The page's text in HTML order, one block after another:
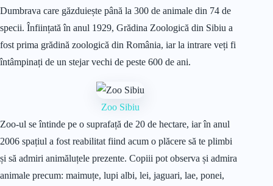
Dumbrava care găzduiește până la 300 de animale din 74 de
specii. Înființată în anul 1929, Grădina Zoologică din Sibiu a
fost prima grădină zoologică din România, iar la intrare veți fi
întâmpinați de un stejar vechi de peste 600 de ani.
Zoo Sibiu
Zoo-ul se întinde pe o suprafață de 20 de hectare, iar în anul
2006 spațiul a fost reabilitat fiind acum o plăcere să te plimbi
și să admiri animăluțele prezente. Copiii pot observa și admira
animale precum: maimuțe, lupi albi, lei, jaguari, lae, ponei,